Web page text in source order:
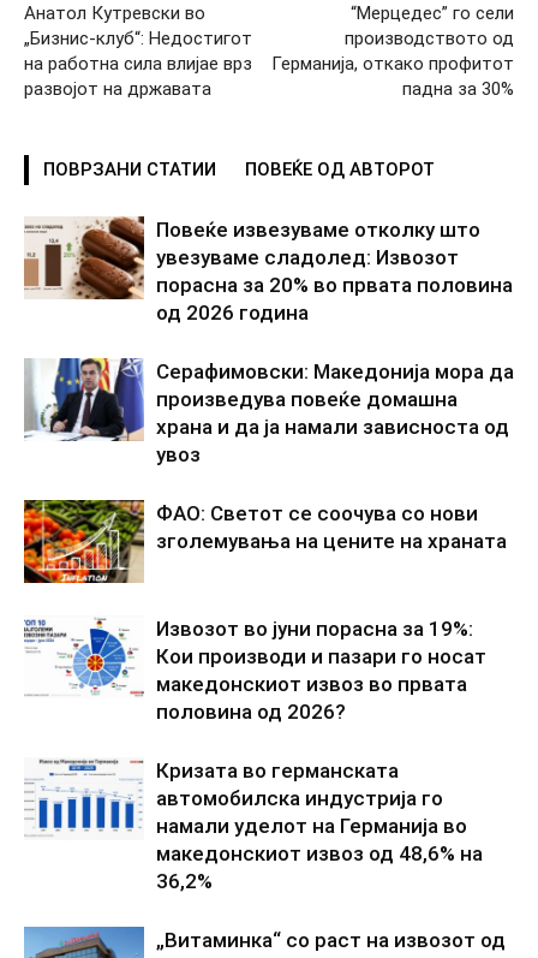
Анатол Кутревски во
„Бизнис-клуб“: Недостигот
на работна сила влијае врз
развојот на државата
“Мерцедес” го сели
производството од
Германија, откако профитот
падна за 30%
ПОВРЗАНИ СТАТИИ ПОВЕЌЕ ОД АВТОРОТ
Повеќе извезуваме отколку што
увезуваме сладолед: Извозот
порасна за 20% во првата половина
од 2026 година
Серафимовски: Македонија мора да
произведува повеќе домашна
храна и да ја намали зависноста од
увоз
ФАО: Светот се соочува со нови
зголемувања на цените на храната
Извозот во јуни порасна за 19%:
Кои производи и пазари го носат
македонскиот извоз во првата
половина од 2026?
Кризата во германската
автомобилска индустрија го
намали уделот на Германија во
македонскиот извоз од 48,6% на
36,2%
„Витаминка“ со раст на извозот од